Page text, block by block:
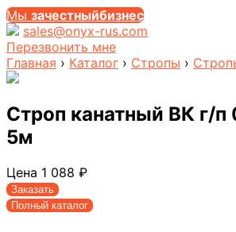
Мы зачестныйбизнес
sales@onyx-rus.com
Перезвонить мне
Главная › Каталог › Стропы ›
Строп канатный ВК г/п
5м
Цена 1 088 ₽
Заказать
Полный каталог